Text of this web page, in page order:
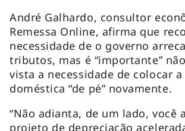
André Galhardo, consultor
Remessa Online, afirma que
necessidade de o governo
tributos, mas é “importante”
vista a necessidade de colocar
doméstica “de pé” novamente.
“Não adianta, de um lado, você
projeto de depreciação